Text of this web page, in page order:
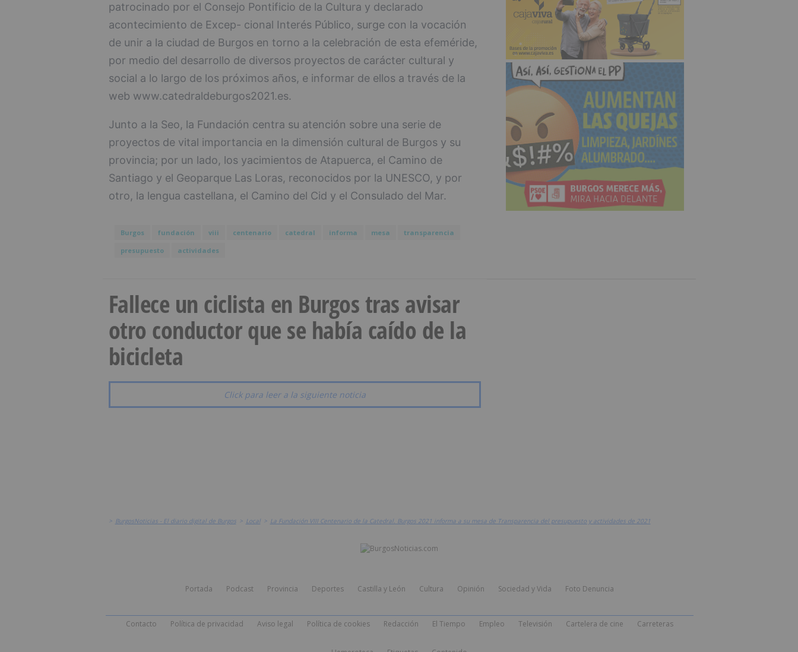
patrocinado por el Consejo Pontificio de la Cultura y declarado
acontecimiento de Excep- cional Interés Público, surge con la vocación
de unir a la ciudad de Burgos en torno a la celebración de esta efeméride,
por medio del desarrollo de diversos proyectos de carácter cultural y
social a lo largo de los próximos años, e informar de ellos a través de la
web www.catedraldeburgos2021.es.
Junto a la Seo, la Fundación centra su atención sobre una serie de
proyectos de vital importancia en la dimensión cultural de Burgos y su
provincia; por un lado, los yacimientos de Atapuerca, el Camino de
Santiago y el Geoparque Las Loras, reconocidos por la UNESCO, y por
otro, la lengua castellana, el Camino del Cid y el Consulado del Mar.
Burgos fundación viii centenario catedral informa mesa
transparencia
presupuesto
actividades
Fallece un ciclista en Burgos tras avisar
otro conductor que se había caído de la
bicicleta
Click para leer a la siguiente noticia
> BurgosNoticias - El diario digital de Burgos > Local > La Fundación VIII Centenario de la Catedral. Burgos 2021 informa a su mesa de Transparencia del presupuesto y actividades de 2021
Portada Podcast Provincia Deportes Castilla y León Cultura Opinión Sociedad y Vida Foto Denuncia
Contacto Política de privacidad Aviso legal Política de cookies Redacción El Tiempo Empleo Televisión Cartelera de cine Carreteras